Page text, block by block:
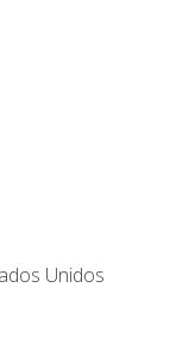
Unidos